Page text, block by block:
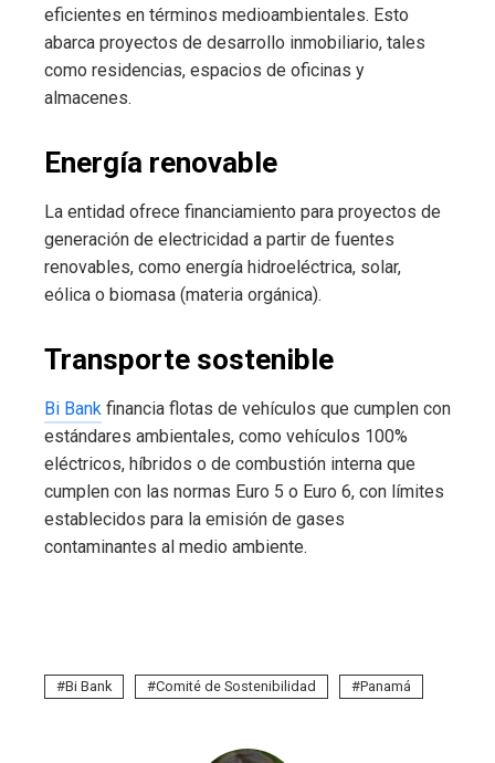
eficientes en términos medioambientales. Esto
abarca proyectos de desarrollo inmobiliario, tales
como residencias, espacios de oficinas y
almacenes.
Energía renovable
La entidad ofrece financiamiento para proyectos de
generación de electricidad a partir de fuentes
renovables, como energía hidroeléctrica, solar,
eólica o biomasa (materia orgánica).
Transporte sostenible
Bi Bank financia flotas de vehículos que cumplen con
estándares ambientales, como vehículos 100%
eléctricos, híbridos o de combustión interna que
cumplen con las normas Euro 5 o Euro 6, con límites
establecidos para la emisión de gases
contaminantes al medio ambiente.
Bi Bank Comité de Sostenibilidad Panamá